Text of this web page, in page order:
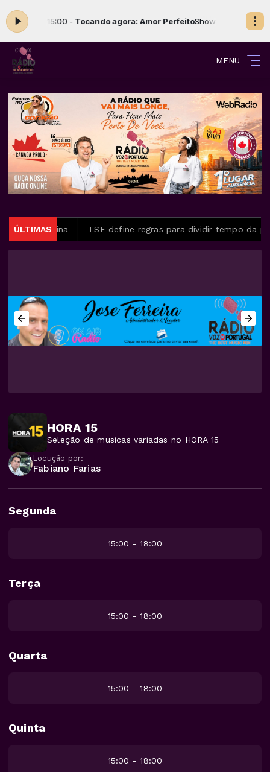
12:00 às 15:00 - Tocando agora: Amor PerfeitoShow Da Tarde com
MENU
ÚLTIMAS
Latina TSE define regras para dividir tempo da
HORA 15
Seleção de musicas variadas no HORA 15
Locução por:
Fabiano Farias
Segunda
15:00 - 18:00
Terça
15:00 - 18:00
Quarta
15:00 - 18:00
Quinta
15:00 - 18:00